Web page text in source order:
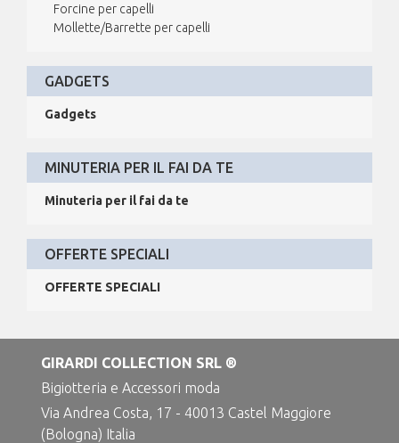
Forcine per capelli
Mollette/Barrette per capelli
GADGETS
Gadgets
MINUTERIA PER IL FAI DA TE
Minuteria per il fai da te
OFFERTE SPECIALI
OFFERTE SPECIALI
GIRARDI COLLECTION SRL ®
Bigiotteria e Accessori moda
Via Andrea Costa, 17 - 40013 Castel Maggiore
(Bologna) Italia